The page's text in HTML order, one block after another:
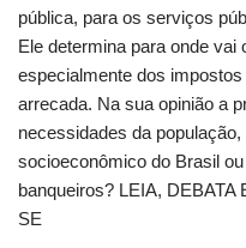
pública, para os serviços
Ele determina para onde vai
especialmente dos
arrecada. Na sua opinião a
necessidades da
socioeconômico do Brasil
banqueiros? LEIA,
SE